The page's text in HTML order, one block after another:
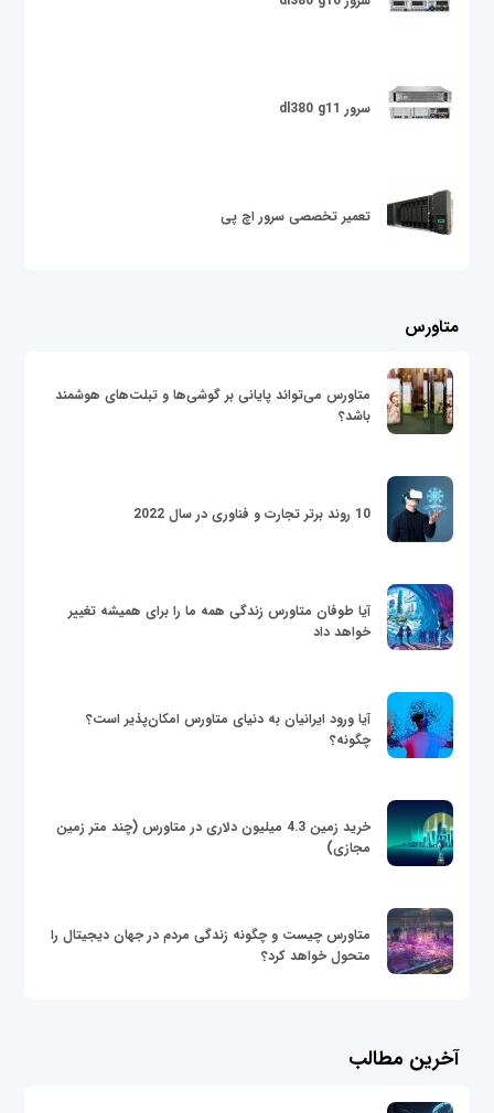
سرور dl380 g11
تعمیر تخصصی سرور اچ پی
متاورس
متاورس می‌تواند پایانی بر گوشی‌ها و تبلت‌های هوشمند
باشد؟
10 روند برتر تجارت و فناوری در سال 2022
آیا طوفان متاورس زندگی همه ما را برای همیشه تغییر
خواهد داد
آیا ورود ایرانیان به دنیای متاورس امکان‌پذیر است؟
چگونه؟
خرید زمین 4.3 میلیون دلاری در متاورس (چند متر زمین
مجازی)
متاورس چیست و چگونه زندگی مردم در جهان دیجیتال را
متحول خواهد کرد؟
آخرین مطالب